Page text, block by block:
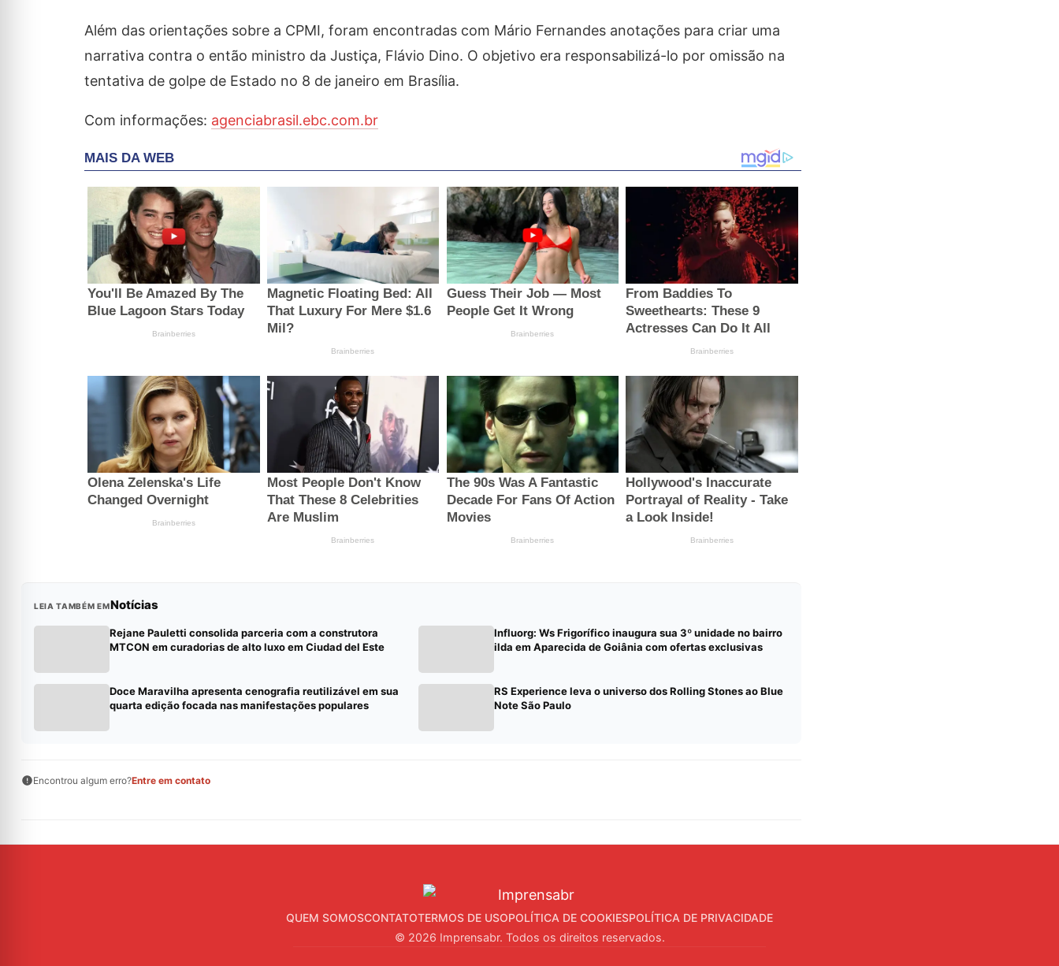
Além das orientações sobre a CPMI, foram encontradas com Mário Fernandes anotações para criar uma
narrativa contra o então ministro da Justiça, Flávio Dino. O objetivo era responsabilizá-lo por omissão na
tentativa de golpe de Estado no 8 de janeiro em Brasília.
Com informações: agenciabrasil.ebc.com.br
LEIA TAMBÉM EMNotícias
Rejane Pauletti consolida parceria com a construtora
MTCON em curadorias de alto luxo em Ciudad del Este
Influorg: Ws Frigorífico inaugura sua 3º unidade no bairro
ilda em Aparecida de Goiânia com ofertas exclusivas
Doce Maravilha apresenta cenografia reutilizável em sua
quarta edição focada nas manifestações populares
RS Experience leva o universo dos Rolling Stones ao Blue
Note São Paulo
Encontrou algum erro?Entre em contato
QUEM SOMOSCONTATOTERMOS DE USOPOLÍTICA DE COOKIESPOLÍTICA DE PRIVACIDADE
© 2026 Imprensabr. Todos os direitos reservados.